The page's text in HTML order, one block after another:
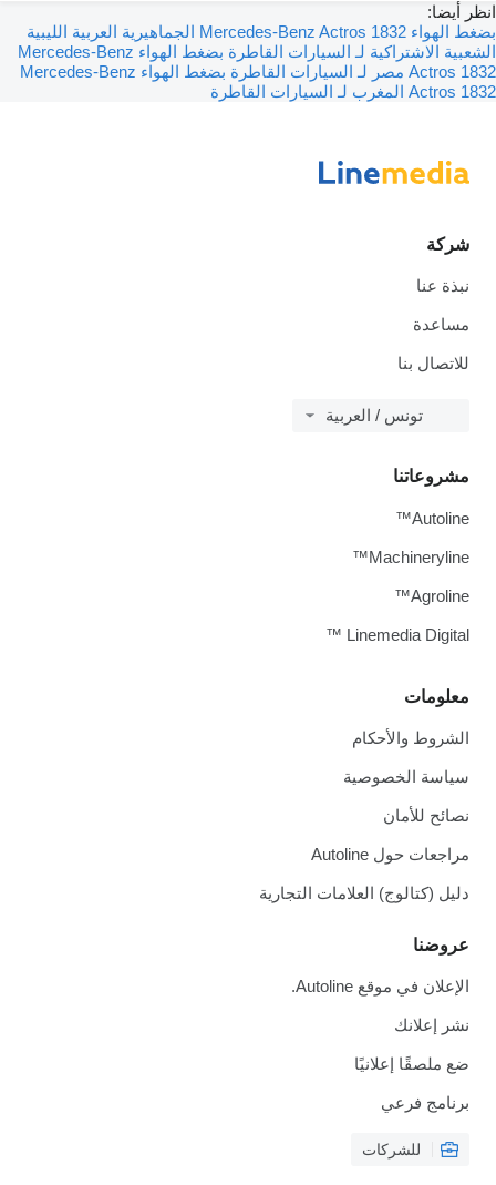
انظر أيضا:
بضغط الهواء Mercedes-Benz Actros 1832 الجماهيرية العربية الليبية
الشعبية الاشتراكية لـ السيارات القاطرة
بضغط الهواء Mercedes-Benz
Actros 1832 مصر لـ السيارات القاطرة
بضغط الهواء Mercedes-Benz
Actros 1832 المغرب لـ السيارات القاطرة
شركة
نبذة عنا
مساعدة
للاتصال بنا
تونس / العربية
معلومات
الشروط والأحكام
سياسة الخصوصية
نصائح للأمان
مراجعات حول Autoline
دليل (كتالوج) العلامات التجارية
عروضنا
الإعلان في موقع Autoline.
نشر إعلانك
ضع ملصقًا إعلانيًا
برنامج فرعي
للشركات
مشروعاتنا
Autoline™
Machineryline™
Agroline™
Linemedia Digital ™